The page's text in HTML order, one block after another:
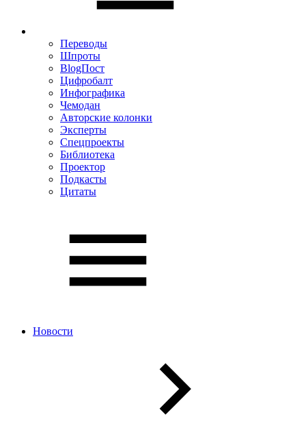
Переводы
Шпроты
BlogПост
Цифробалт
Инфографика
Чемодан
Авторские колонки
Эксперты
Спецпроекты
Библиотека
Проектор
Подкасты
Цитаты
Новости